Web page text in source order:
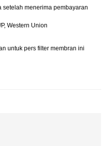
setelah menerima pembayaran
Western Union
untuk pers filter membran ini